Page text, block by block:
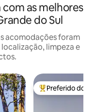
as melhores
do Sul
acomodações foram
limpeza e
Entre os
Preferido dos